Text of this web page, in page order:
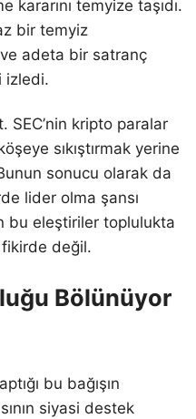
temyize taşıdı.
bir temyiz
adeta bir satranç
izledi.
SEC’nin kripto paralar
sıkıştırmak yerine
sonucu olarak da
lider olma şansı
bu eleştiriler toplulukta
fikirde değil.
Bölünüyor
bu bağışın
siyasi destek